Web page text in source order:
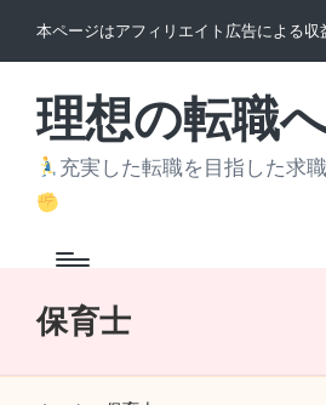
Skip
content
本ページはアフィリエイト広告による収
理想の転職
充実した転職を目指した求
保育士